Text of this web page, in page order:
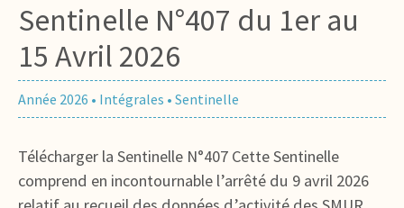
Sentinelle N°407 du 1er au
15 Avril 2026
Année 2026 • Intégrales • Sentinelle
Télécharger la Sentinelle N°407 Cette Sentinelle
comprend en incontournable l’arrêté du 9 avril 2026